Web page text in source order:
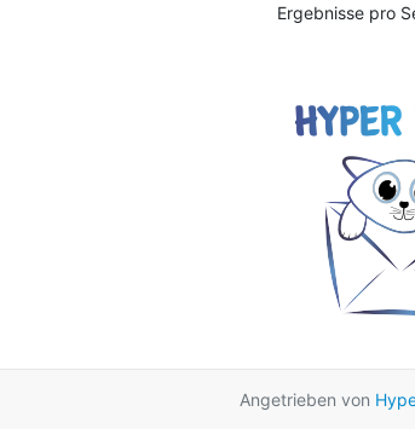
Ergebnisse pro
Angetrieben von